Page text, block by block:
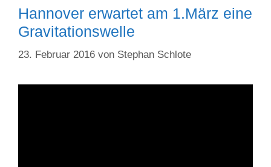
Hannover erwartet am 1.März eine
Gravitationswelle
23. Februar 2016 von Stephan Schlote